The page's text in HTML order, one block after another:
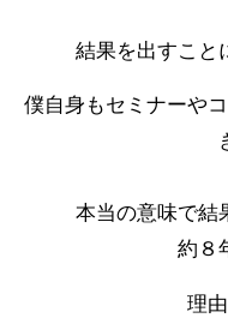
結果を出すこと
僕自身もセミナーや
本当の意味で結
約８
理